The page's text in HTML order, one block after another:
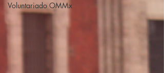
Voluntariado OMMx